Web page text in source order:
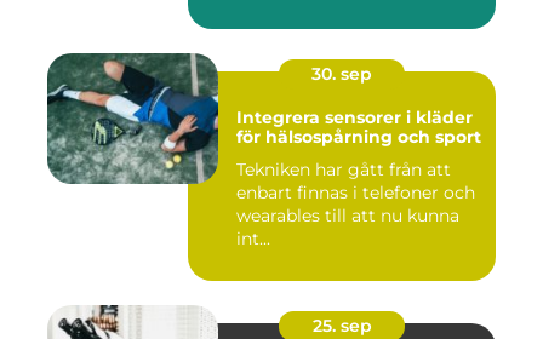
30. sep
Integrera sensorer i kläder
för hälsospårning och sport
Tekniken har gått från att
enbart finnas i telefoner och
wearables till att nu kunna
int...
25. sep